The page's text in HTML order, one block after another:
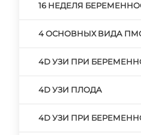
16 НЕДЕЛЯ
4 ОСНОВНЫХ ВИДА
4D УЗИ ПРИ
4D УЗИ ПЛОДА
4D УЗИ ПРИ